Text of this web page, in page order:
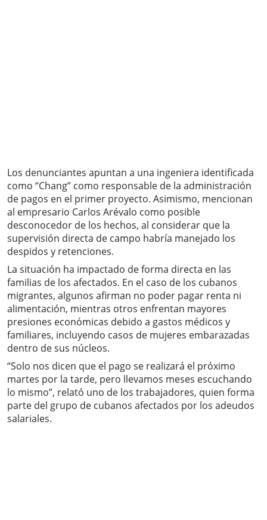
Los denunciantes apuntan a una ingeniera identificada
como “Chang” como responsable de la administración
de pagos en el primer proyecto. Asimismo, mencionan
al empresario Carlos Arévalo como posible
desconocedor de los hechos, al considerar que la
supervisión directa de campo habría manejado los
despidos y retenciones.
La situación ha impactado de forma directa en las
familias de los afectados. En el caso de los cubanos
migrantes, algunos afirman no poder pagar renta ni
alimentación, mientras otros enfrentan mayores
presiones económicas debido a gastos médicos y
familiares, incluyendo casos de mujeres embarazadas
dentro de sus núcleos.
“Solo nos dicen que el pago se realizará el próximo
martes por la tarde, pero llevamos meses escuchando
lo mismo”, relató uno de los trabajadores, quien forma
parte del grupo de cubanos afectados por los adeudos
salariales.